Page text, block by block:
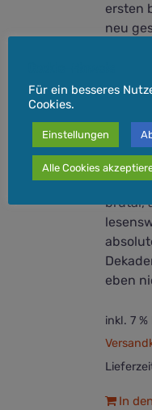
ersten
neu
Empire
brutal,
eben
inkl. 7
In den
Für ein besseres
Cookies.
Einstellungen
Alle Cookies